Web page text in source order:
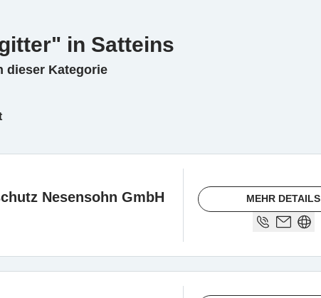
in Satteins
dieser Kategorie
Nesensohn GmbH MEHR DETAILS